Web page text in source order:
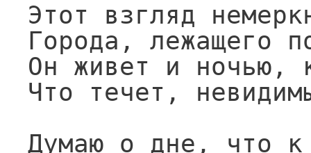
Этот взгляд
Города, лежащего
Он живет и ночью,
Что течет,
Думаю о дне, что к